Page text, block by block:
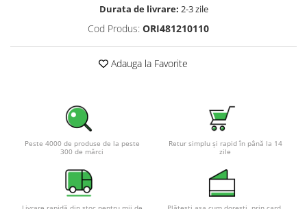
Durata de livrare: 2-3 zile
Cod Produs: ORI481210110
Adauga la Favorite
Peste 4000 de produse de la peste
300 de mărci
Retur simplu și rapid în până la 14
zile